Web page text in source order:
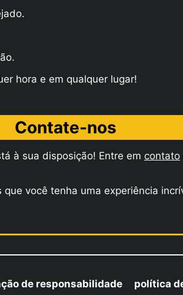
hora e em qualquer lugar!
Contate-nos
à sua disposição! Entre em contato
você tenha uma experiência
de responsabilidade política